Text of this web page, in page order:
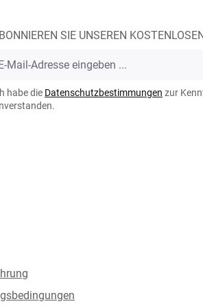
SIE UNSEREN
habe die Datenschutzbestimmungen zur